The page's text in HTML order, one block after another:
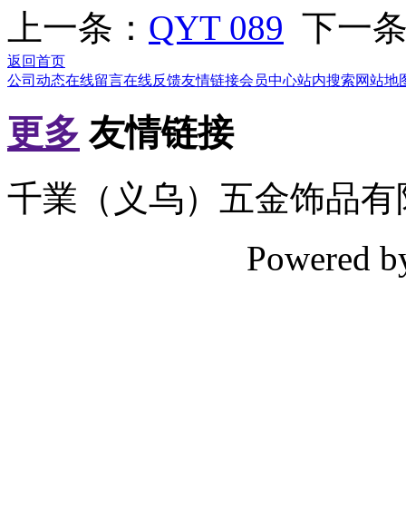
上一条： QYT 089 下一
返回首页
公司动态在线留言在线反馈友情链接会员中心站内搜索网站地
更多 友情链接
千業（义乌）五金饰品
Powered